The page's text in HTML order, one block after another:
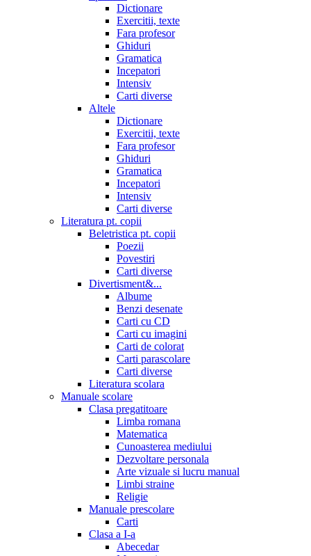
Dictionare
Exercitii, texte
Fara profesor
Ghiduri
Gramatica
Incepatori
Intensiv
Carti diverse
Altele
Dictionare
Exercitii, texte
Fara profesor
Ghiduri
Gramatica
Incepatori
Intensiv
Carti diverse
Literatura pt. copii
Beletristica pt. copii
Poezii
Povestiri
Carti diverse
Divertisment&...
Albume
Benzi desenate
Carti cu CD
Carti cu imagini
Carti de colorat
Carti parascolare
Carti diverse
Literatura scolara
Manuale scolare
Clasa pregatitoare
Limba romana
Matematica
Cunoasterea mediului
Dezvoltare personala
Arte vizuale si lucru manual
Limbi straine
Religie
Manuale prescolare
Carti
Clasa a I-a
Abecedar